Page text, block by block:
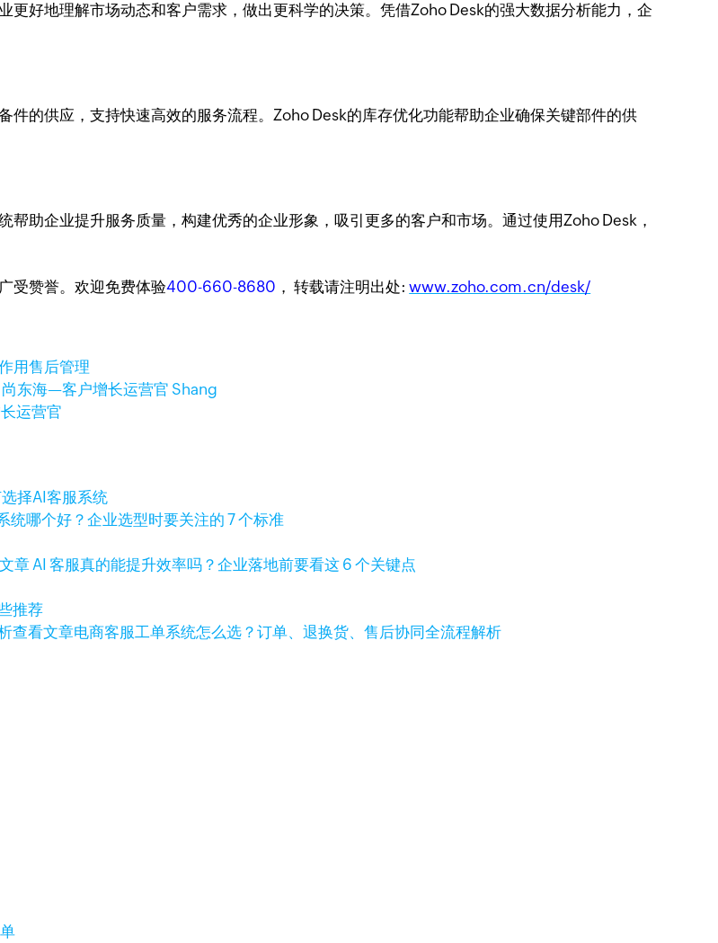
好地理解市场动态和客户需求，做出更科学的决策。凭借Zoho Desk的强大数据分析能力，企
件的供应，支持快速高效的服务流程。Zoho Desk的库存优化功能帮助企业确保关键部件的供
助企业提升服务质量，构建优秀的企业形象，吸引更多的客户和市场。通过使用Zoho Desk，
受赞誉。欢迎免费体验400-660-8680 ， 转载请注明出处:www.zoho.com.cn/desk/
用售后管理
尚东海—客户增长运营官 Shang
运营官
择AI客服系统
统哪个好？企业选型时要关注的 7 个标准
章AI 客服真的能提升效率吗？企业落地前要看这 6 个关键点
推荐
查看文章电商客服工单系统怎么选？订单、退换货、售后协同全流程解析